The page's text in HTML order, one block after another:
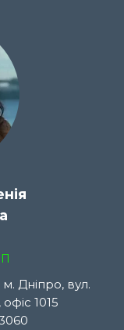
Дніпро, вул.
1015